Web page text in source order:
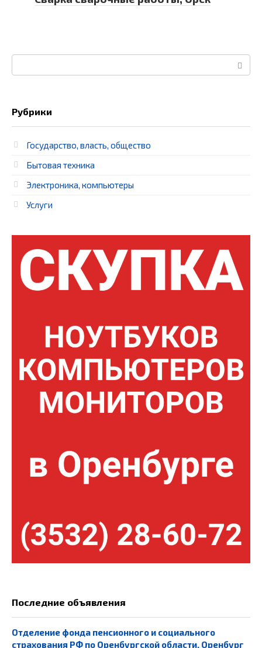
Рубрики
Государство, власть, общество
Бытовая техника
Электроника, компьютеры
Услуги
Последние объявления
Отделение фонда пенсионного и социального
страхования РФ по Оренбургской области, Оренбург